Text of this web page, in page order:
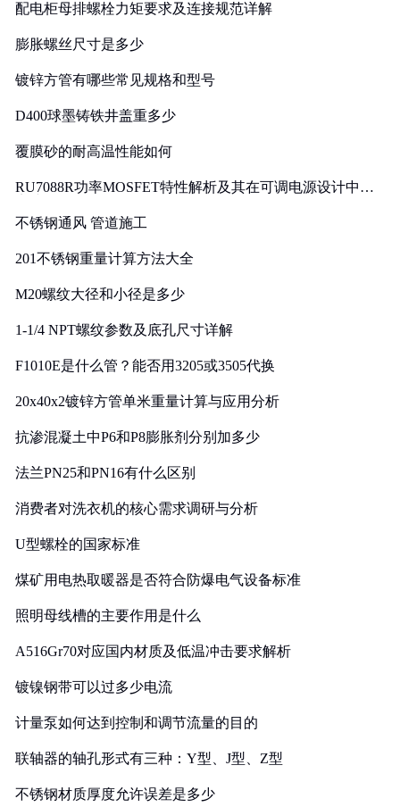
配电柜母排螺栓力矩要求及连接规范详解
膨胀螺丝尺寸是多少
镀锌方管有哪些常见规格和型号
D400球墨铸铁井盖重多少
覆膜砂的耐高温性能如何
RU7088R功率MOSFET特性解析及其在可调电源设计中的
不锈钢通风 管道施工
201不锈钢重量计算方法大全
M20螺纹大径和小径是多少
1-1/4 NPT螺纹参数及底孔尺寸详解
F1010E是什么管？能否用3205或3505代换
20x40x2镀锌方管单米重量计算与应用分析
抗渗混凝土中P6和P8膨胀剂分别加多少
法兰PN25和PN16有什么区别
消费者对洗衣机的核心需求调研与分析
U型螺栓的国家标准
煤矿用电热取暖器是否符合防爆电气设备标准
照明母线槽的主要作用是什么
A516Gr70对应国内材质及低温冲击要求解析
镀镍钢带可以过多少电流
计量泵如何达到控制和调节流量的目的
联轴器的轴孔形式有三种：Y型、J型、Z型
不锈钢材质厚度允许误差是多少